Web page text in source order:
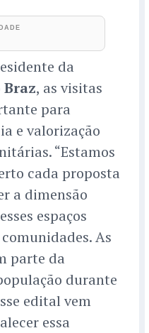
da
, as visitas
para
e valorização
“Estamos
cada proposta
a dimensão
espaços
As
parte da
durante
edital vem
essa